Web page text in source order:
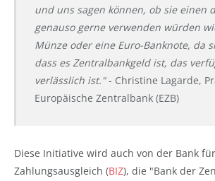
und uns sagen können, ob sie einen
genauso gerne verwenden würden
Münze oder eine Euro-Banknote, da
dass es Zentralbankgeld ist, das
verlässlich ist."- Christine Lagarde,
Europäische Zentralbank (EZB)
Diese Initiative wird auch von der Bank
Zahlungsausgleich (BIZ), die "Bank der